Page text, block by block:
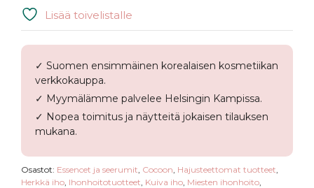
Serum
Lisää toivelistalle
✓ Suomen ensimmäinen korealaisen kosmetiikan
verkkokauppa.
✓ Myymälämme palvelee Helsingin Kampissa.
✓ Nopea toimitus ja näytteitä jokaisen tilauksen
mukana.
Osastot: Essencet ja seerumit Cocoon Hajusteettomat tuotteet
Herkkä iho Ihonhoitotuotteet Kuiva iho Miesten ihonhoito